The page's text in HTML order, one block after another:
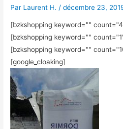
Par Laurent H. /décembre 23,
[bzkshopping keyword=""
[bzkshopping keyword=""
[bzkshopping keyword=""
[google_cloaking]